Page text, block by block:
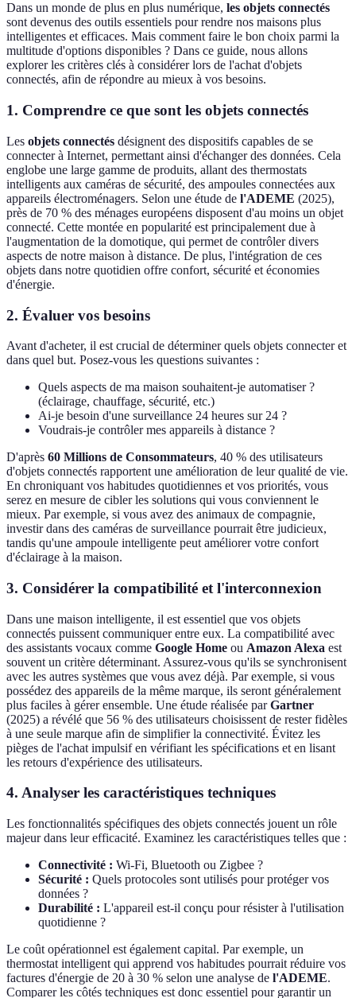
Dans un monde de plus en plus numérique, les objets connectés
sont devenus des outils essentiels pour rendre nos maisons plus
intelligentes et efficaces. Mais comment faire le bon choix parmi la
multitude d'options disponibles ? Dans ce guide, nous allons
explorer les critères clés à considérer lors de l'achat d'objets
connectés, afin de répondre au mieux à vos besoins.
1. Comprendre ce que sont les objets connectés
Les objets connectés désignent des dispositifs capables de se
connecter à Internet, permettant ainsi d'échanger des données. Cela
englobe une large gamme de produits, allant des thermostats
intelligents aux caméras de sécurité, des ampoules connectées aux
appareils électroménagers. Selon une étude de l'ADEME (2025),
près de 70 % des ménages européens disposent d'au moins un objet
connecté. Cette montée en popularité est principalement due à
l'augmentation de la domotique, qui permet de contrôler divers
aspects de notre maison à distance. De plus, l'intégration de ces
objets dans notre quotidien offre confort, sécurité et économies
d'énergie.
2. Évaluer vos besoins
Avant d'acheter, il est crucial de déterminer quels objets connecter et
dans quel but. Posez-vous les questions suivantes :
Quels aspects de ma maison souhaitent-je automatiser ?
(éclairage, chauffage, sécurité, etc.)
Ai-je besoin d'une surveillance 24 heures sur 24 ?
Voudrais-je contrôler mes appareils à distance ?
D'après 60 Millions de Consommateurs, 40 % des utilisateurs
d'objets connectés rapportent une amélioration de leur qualité de vie.
En chroniquant vos habitudes quotidiennes et vos priorités, vous
serez en mesure de cibler les solutions qui vous conviennent le
mieux. Par exemple, si vous avez des animaux de compagnie,
investir dans des caméras de surveillance pourrait être judicieux,
tandis qu'une ampoule intelligente peut améliorer votre confort
d'éclairage à la maison.
3. Considérer la compatibilité et l'interconnexion
Dans une maison intelligente, il est essentiel que vos objets
connectés puissent communiquer entre eux. La compatibilité avec
des assistants vocaux comme Google Home ou Amazon Alexa est
souvent un critère déterminant. Assurez-vous qu'ils se synchronisent
avec les autres systèmes que vous avez déjà. Par exemple, si vous
possédez des appareils de la même marque, ils seront généralement
plus faciles à gérer ensemble. Une étude réalisée parGartner
(2025) a révélé que 56 % des utilisateurs choisissent de rester fidèles
à une seule marque afin de simplifier la connectivité. Évitez les
pièges de l'achat impulsif en vérifiant les spécifications et en lisant
les retours d'expérience des utilisateurs.
4. Analyser les caractéristiques techniques
Les fonctionnalités spécifiques des objets connectés jouent un rôle
majeur dans leur efficacité. Examinez les caractéristiques telles que :
Connectivité : Wi-Fi, Bluetooth ou Zigbee ?
Sécurité : Quels protocoles sont utilisés pour protéger vos
données ?
Durabilité : L'appareil est-il conçu pour résister à l'utilisation
quotidienne ?
Le coût opérationnel est également capital. Par exemple, un
thermostat intelligent qui apprend vos habitudes pourrait réduire vos
factures d'énergie de 20 à 30 % selon une analyse de l'ADEME.
Comparer les côtés techniques est donc essentiel pour garantir un